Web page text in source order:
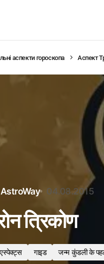
аспекти гороскопа Аспект
AstroWay 04.08.2015
त्रिकोण
एस्पेक्ट्स गाइड जन्म कुंडली के